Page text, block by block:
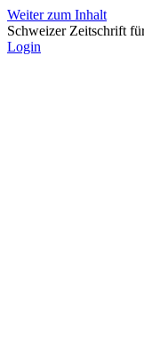
Weiter zum Inhalt
Schweizer Zeitschrift
Login